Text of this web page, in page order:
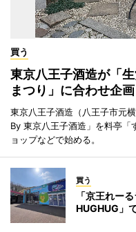
買う
東京八王子酒造が「
まつり」に合わせ企画
東京八王子酒造（八王子市元
By 東京八王子酒造」を料亭「
ョップなどで始める。
買う
「京王れー
HUGHUG」